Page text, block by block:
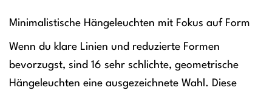
Minimalistische Hängeleuchten mit Fokus auf Form
Wenn du klare Linien und reduzierte Formen
bevorzugst, sind 16 sehr schlichte, geometrische
Hängeleuchten eine ausgezeichnete Wahl. Diese